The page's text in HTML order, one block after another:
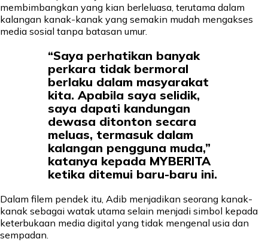
membimbangkan yang kian berleluasa, terutama dalam
kalangan kanak-kanak yang semakin mudah mengakses
media sosial tanpa batasan umur.
“Saya perhatikan banyak
perkara tidak bermoral
berlaku dalam masyarakat
kita. Apabila saya selidik,
saya dapati kandungan
dewasa ditonton secara
meluas, termasuk dalam
kalangan pengguna muda,”
katanya kepada MYBERITA
ketika ditemui baru-baru ini.
Dalam filem pendek itu, Adib menjadikan seorang kanak-
kanak sebagai watak utama selain menjadi simbol kepada
keterbukaan media digital yang tidak mengenal usia dan
sempadan.